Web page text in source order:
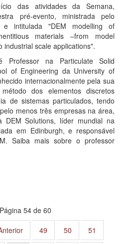
das atividades da Semana,
pré-evento, ministrada pelo
intitulada "DEM modelling of
materials –from model
industrial scale applications".
Professor na Particulate Solid
of Engineering da University of
internacionalmente pela sua
dos elementos discretos
de sistemas particulados, tendo
menos três empresas na área,
DEM Solutions, líder mundial na
em Edinburgh, e responsável
Saiba mais sobre o professor
Página 54 de 60
49 50 51